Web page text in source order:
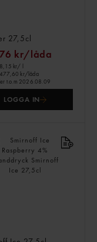
4%
27,5cl
kr/låda
kr/ l
477,60 kr/låda
t.o.m 2026.08.09
LOGGA IN